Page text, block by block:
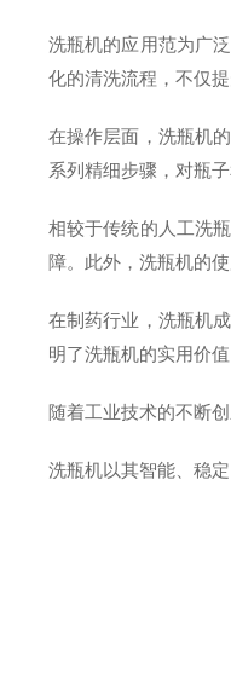
洗瓶机的应用范为广
化的清洗流程，不仅
在操作层面，洗瓶机
系列精细步骤，对瓶
相较于传统的人工洗
障。此外，洗瓶机的
在制药行业，洗瓶机
明了洗瓶机的实用价
随着工业技术的不断
洗瓶机以其智能、稳